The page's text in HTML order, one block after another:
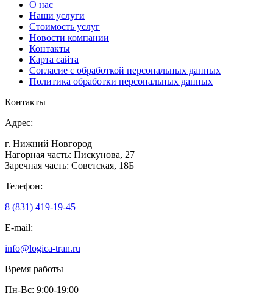
О нас
Наши услуги
Стоимость услуг
Новости компании
Контакты
Карта сайта
Согласие с обработкой персональных данных
Политика обработки персональных данных
Контакты
Адрес:
г. Нижний Новгород
Нагорная часть: Пискунова, 27
Заречная часть: Советская, 18Б
Телефон:
8 (831) 419-19-45
E-mail:
info@logica-tran.ru
Время работы
Пн-Вс: 9:00-19:00